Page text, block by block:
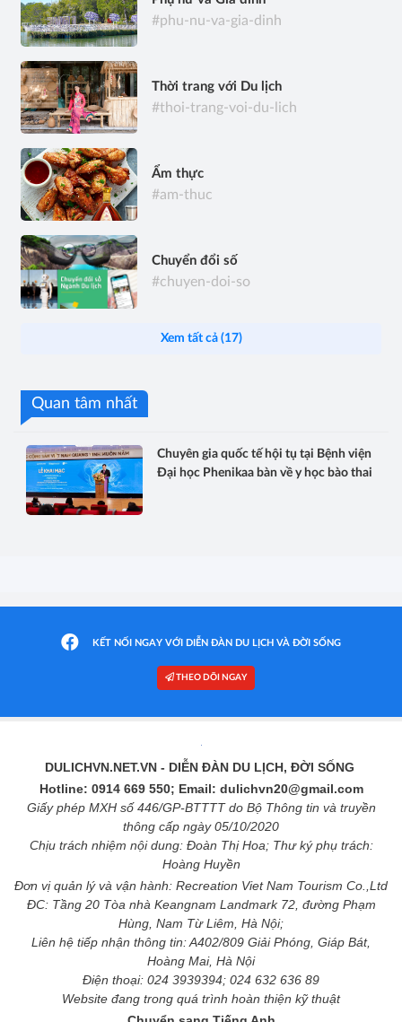
#phu-nu-va-gia-dinh
Thời trang với Du lịch
#thoi-trang-voi-du-lich
Ẩm thực
#am-thuc
Chuyển đổi số
#chuyen-doi-so
Xem tất cả (17)
Quan tâm nhất
Chuyên gia quốc tế hội tụ tại Bệnh viện
Đại học Phenikaa bàn về y học bào thai
KẾT NỐI NGAY VỚI DIỄN ĐÀN DU LỊCH VÀ ĐỜI SỐNG
THEO DÕI NGAY
DULICHVN.NET.VN- DIỄN ĐÀN DU LỊCH, ĐỜI SỐNG
Hotline: 0914 669 550; Email: dulichvn20@gmail.com
Giấy phép MXH số 446/GP-BTTTT do Bộ Thông tin và truyền
thông cấp ngày 05/10/2020
Chịu trách nhiệm nội dung: Đoàn Thị Hoa; Thư ký phụ trách:
Hoàng Huyền
Đơn vị quản lý và vận hành: Recreation Viet Nam Tourism Co.,Ltd
ĐC: Tầng 20 Tòa nhà Keangnam Landmark 72, đường Phạm
Hùng, Nam Từ Liêm, Hà Nội;
Liên hệ tiếp nhận thông tin: A402/809 Giải Phóng, Giáp Bát,
Hoàng Mai, Hà Nội
Điện thoại: 024 3939394; 024 632 636 89
Website đang trong quá trình hoàn thiện kỹ thuật